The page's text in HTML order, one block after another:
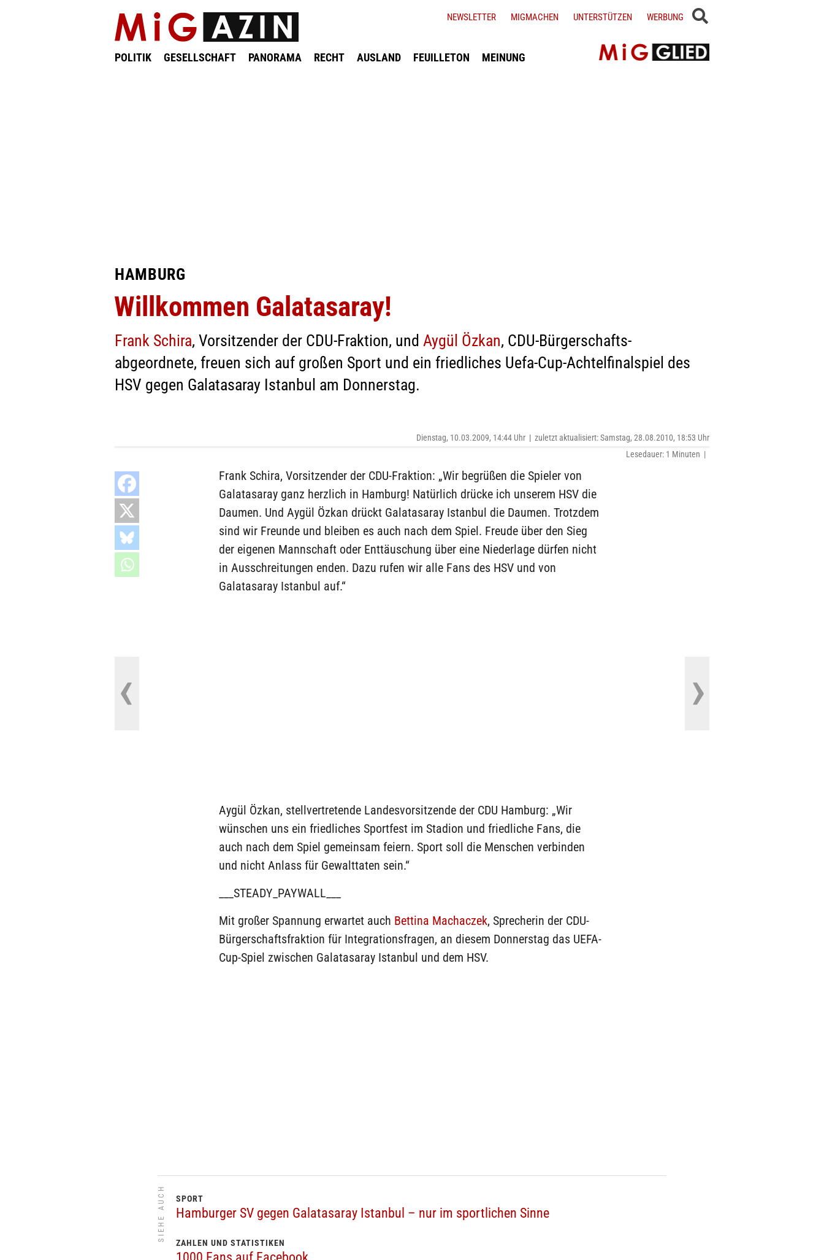
POLITIK GESELLSCHAFT PANORAMA RECHT AUSLAND FEUILLETON MEINUNG
NEWSLETTER MIGMACHEN UNTERSTÜTZEN WERBUNG
HAMBURG
Willkommen Galatasaray!
Frank Schira, Vorsitzender der CDU-Fraktion, und Aygül Özkan, CDU-Bürgerschafts­
abgeordnete, freuen sich auf großen Sport und ein friedliches Uefa-Cup-Achtelfinalspiel des
HSV gegen Galatasaray Istanbul am Donnerstag.
Dienstag, 10.03.2009, 14:44 Uhr | zuletzt aktualisiert: Samstag, 28.08.2010, 18:53 Uhr
Lesedauer: 1 Minuten |
Frank Schira, Vorsitzender der CDU-Fraktion: „Wir begrüßen die Spieler von
Galatasaray ganz herzlich in Hamburg! Natürlich drücke ich unserem HSV die
Daumen. Und Aygül Özkan drückt Galatasaray Istanbul die Daumen. Trotzdem
sind wir Freunde und bleiben es auch nach dem Spiel. Freude über den Sieg
der eigenen Mannschaft oder Enttäuschung über eine Niederlage dürfen nicht
in Ausschreitungen enden. Dazu rufen wir alle Fans des HSV und von
Galatasaray Istanbul auf.“
Aygül Özkan, stellvertretende Landesvorsitzende der CDU Hamburg: „Wir
wünschen uns ein friedliches Sportfest im Stadion und friedliche Fans, die
auch nach dem Spiel gemeinsam feiern. Sport soll die Menschen verbinden
und nicht Anlass für Gewalttaten sein.“
___STEADY_PAYWALL___
Mit großer Spannung erwartet auch Bettina Machaczek, Sprecherin der CDU-
Bürgerschaftsfraktion für Integrationsfragen, an diesem Donnerstag das UEFA-
Cup-Spiel zwischen Galatasaray Istanbul und dem HSV.
SIEHE AUCH SPORT
Hamburger SV gegen Galatasaray Istanbul – nur im sportlichen Sinne
ZAHLEN UND STATISTIKEN